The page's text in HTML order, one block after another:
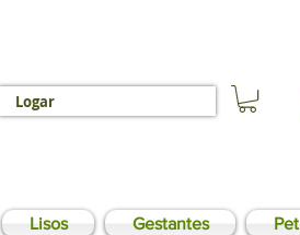
Logar
Lisos Gestantes Pet